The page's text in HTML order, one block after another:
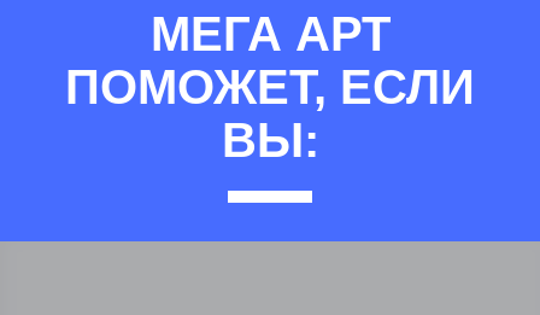
МЕГА АРТ
ПОМОЖЕТ, ЕСЛИ
ВЫ: